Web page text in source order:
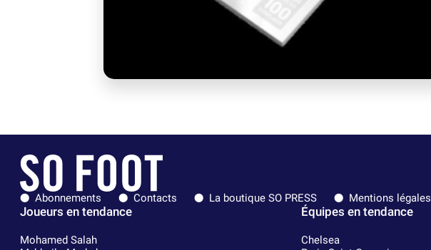
Abonnements Contacts La boutique SO PRESS Mentions légales
Joueurs en tendance
Mohamed Salah
Équipes en tendance
Chelsea